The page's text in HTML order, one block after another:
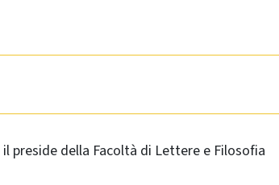
preside della Facoltà di Lettere e Filosofia